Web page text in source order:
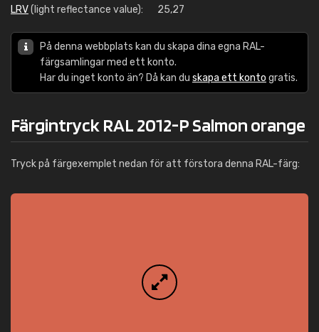
LRV(light reflectance value): 25,27
På denna webbplats kan du skapa dina egna RAL-
färgsamlingar med ett konto.
Har du inget konto än? Då kan du skapa ett konto gratis.
Färgintryck RAL 2012-P Salmon orange
Tryck på färgexemplet nedan för att förstora denna RAL-färg: